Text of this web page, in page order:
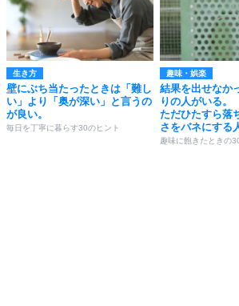
生き方
壁にぶち当たったときは「難し
い」より「奥が深い」と言うの
が良い。
毎日を丁寧に暮らす30のヒント
趣味・娯楽
結果を出せなか
りの人がいる。
ただひたすら落
さをバネにする
趣味に飽きたときの